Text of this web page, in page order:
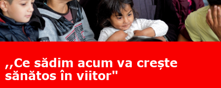
,,Ce sădim acum va crește
sănătos în viitor"